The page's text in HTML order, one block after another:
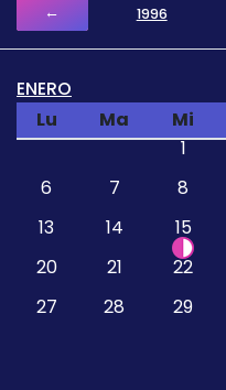
← 1996
ENERO
Lu
Ma Mi
1
6
7 8
13
14 15
20
21 22
27
28 29